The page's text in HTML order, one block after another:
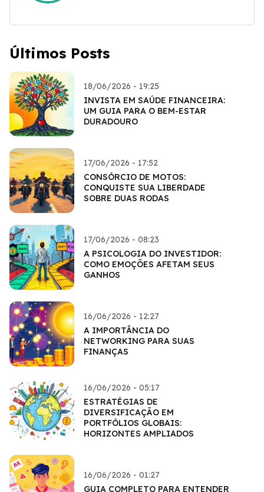
Últimos Posts
18/06/2026 - 19:25
INVISTA EM SAÚDE FINANCEIRA:
UM GUIA PARA O BEM-ESTAR
DURADOURO
17/06/2026 - 17:52
CONSÓRCIO DE MOTOS:
CONQUISTE SUA LIBERDADE
SOBRE DUAS RODAS
17/06/2026 - 08:23
A PSICOLOGIA DO INVESTIDOR:
COMO EMOÇÕES AFETAM SEUS
GANHOS
16/06/2026 - 12:27
A IMPORTÂNCIA DO
NETWORKING PARA SUAS
FINANÇAS
16/06/2026 - 05:17
ESTRATÉGIAS DE
DIVERSIFICAÇÃO EM
PORTFÓLIOS GLOBAIS:
HORIZONTES AMPLIADOS
16/06/2026 - 01:27
GUIA COMPLETO PARA ENTENDER